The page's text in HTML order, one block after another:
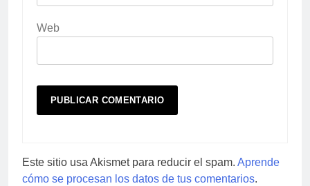
Web
Este sitio usa Akismet para reducir el spam. Aprende
cómo se procesan los datos de tus comentarios.